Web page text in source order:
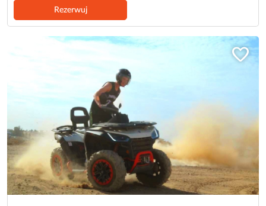
Rezerwuj
favorite